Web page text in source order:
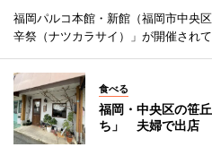
福岡パルコ本館・新館（福岡市中央
辛祭（ナツカラサイ）」が開催されて
食べる
福岡・中央区の笹
ち」 夫婦で出店